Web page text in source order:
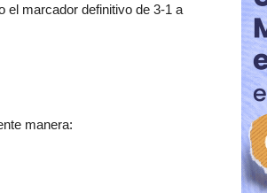
el marcador definitivo de 3-1 a
manera: